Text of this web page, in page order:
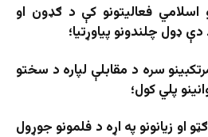
اسلامي فعالیتونو کې د ګډون او
ډول چلندونو پیاوړتیا؛
سره د مقابلې لپاره د سختو
پلي کول؛
او زیانونو په اړه د فلمونو جوړول